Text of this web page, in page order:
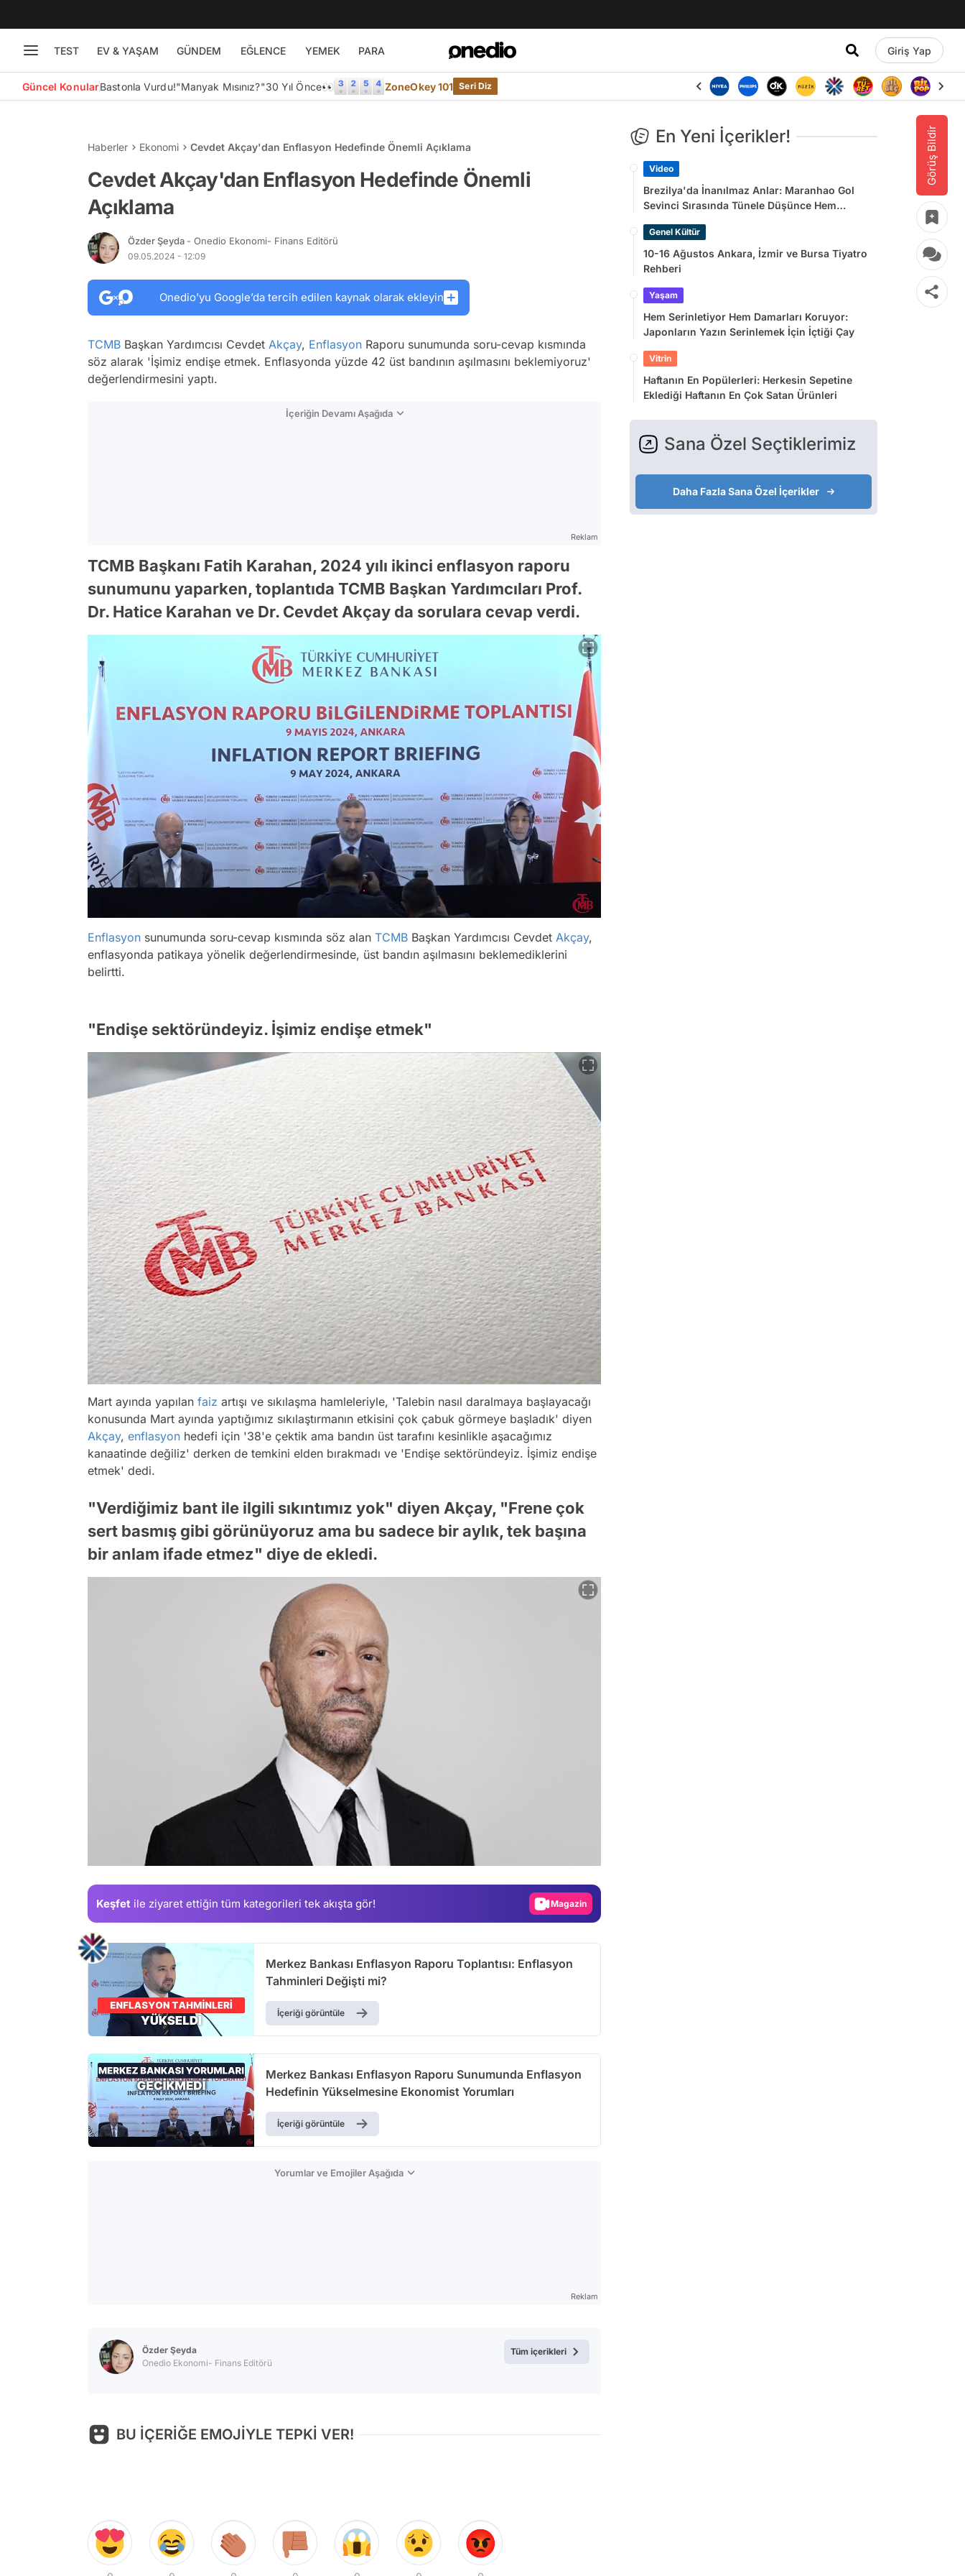
TEST EV & YAŞAM GÜNDEM EĞLENCE YEMEK PARA Giriş Yap
Güncel KonularBastonla Vurdu!"Manyak Mısınız?"30 Yıl Önce👀 ZoneOkey 101 Seri Diz
Görüş Bildir
Haberler Ekonomi Cevdet Akçay'dan Enflasyon Hedefinde Önemli Açıklama
Cevdet Akçay'dan Enflasyon Hedefinde Önemli
Açıklama
Özder Şeyda - Onedio Ekonomi- Finans Editörü
09.05.2024 - 12:09
Onedio’yu Google’da tercih edilen kaynak olarak ekleyin
TCMB Başkan Yardımcısı Cevdet Akçay, Enflasyon Raporu sunumunda soru-cevap kısmında
söz alarak 'İşimiz endişe etmek. Enflasyonda yüzde 42 üst bandının aşılmasını beklemiyoruz'
değerlendirmesini yaptı.
İçeriğin Devamı Aşağıda
Reklam
TCMB Başkanı Fatih Karahan, 2024 yılı ikinci enflasyon raporu
sunumunu yaparken, toplantıda TCMB Başkan Yardımcıları Prof.
Dr. Hatice Karahan ve Dr. Cevdet Akçay da sorulara cevap verdi.
Enflasyon sunumunda soru-cevap kısmında söz alan TCMB Başkan Yardımcısı Cevdet Akçay,
enflasyonda patikaya yönelik değerlendirmesinde, üst bandın aşılmasını beklemediklerini
belirtti.
"Endişe sektöründeyiz. İşimiz endişe etmek"
Mart ayında yapılan faiz artışı ve sıkılaşma hamleleriyle, 'Talebin nasıl daralmaya başlayacağı
konusunda Mart ayında yaptığımız sıkılaştırmanın etkisini çok çabuk görmeye başladık' diyen
Akçay, enflasyon hedefi için '38'e çektik ama bandın üst tarafını kesinlikle aşacağımız
kanaatinde değiliz' derken de temkini elden bırakmadı ve 'Endişe sektöründeyiz. İşimiz endişe
etmek' dedi.
"Verdiğimiz bant ile ilgili sıkıntımız yok" diyen Akçay, "Frene çok
sert basmış gibi görünüyoruz ama bu sadece bir aylık, tek başına
bir anlam ifade etmez" diye de ekledi.
Keşfet ile ziyaret ettiğin tüm kategorileri tek akışta gör! Magazin
Merkez Bankası Enflasyon Raporu Toplantısı: Enflasyon
Tahminleri Değişti mi?
İçeriği görüntüle
Merkez Bankası Enflasyon Raporu Sunumunda Enflasyon
Hedefinin Yükselmesine Ekonomist Yorumları
İçeriği görüntüle
Yorumlar ve Emojiler Aşağıda
Reklam
Özder Şeyda
Onedio Ekonomi- Finans Editörü
Tüm içerikleri
BU İÇERİĞE EMOJİYLE TEPKİ VER!
En Yeni İçerikler!
Video
Brezilya'da İnanılmaz Anlar: Maranhao Gol
Sevinci Sırasında Tünele Düşünce Hem
Genel Kültür
10-16 Ağustos Ankara, İzmir ve Bursa Tiyatro
Rehberi
Yaşam
Hem Serinletiyor Hem Damarları Koruyor:
Japonların Yazın Serinlemek İçin İçtiği Çay
Vitrin
Haftanın En Popülerleri: Herkesin Sepetine
Eklediği Haftanın En Çok Satan Ürünleri
Sana Özel Seçtiklerimiz
Daha Fazla Sana Özel İçerikler